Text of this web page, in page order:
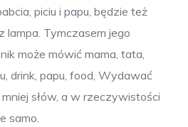
piciu i papu, będzie też
lampa. Tymczasem jego
może mówić mama, tata,
drink, papu, food, Wydawać
słów, a w rzeczywistości
samo.